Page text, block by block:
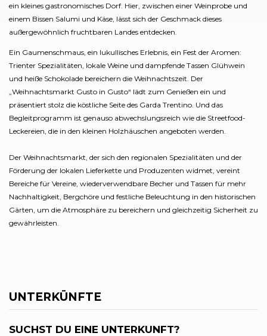
ein kleines gastronomisches Dorf. Hier, zwischen einer Weinprobe und
einem Bissen Salumi und Käse, lässt sich der Geschmack dieses
außergewöhnlich fruchtbaren Landes entdecken.
Ein Gaumenschmaus, ein lukullisches Erlebnis, ein Fest der Aromen:
Trienter Spezialitäten, lokale Weine und dampfende Tassen Glühwein
und heiße Schokolade bereichern die Weihnachtszeit. Der
„Weihnachtsmarkt Gusto in Gusto“ lädt zum Genießen ein und
präsentiert stolz die köstliche Seite des Garda Trentino. Und das
Begleitprogramm ist genauso abwechslungsreich wie die Streetfood-
Leckereien, die in den kleinen Holzhäuschen angeboten werden.
Der Weihnachtsmarkt, der sich den regionalen Spezialitäten und der
Förderung der lokalen Lieferkette und Produzenten widmet, vereint
Bereiche für Vereine, wiederverwendbare Becher und Tassen für mehr
Nachhaltigkeit, Bergchöre und festliche Beleuchtung in den historischen
Gärten, um die Atmosphäre zu bereichern und gleichzeitig Sicherheit zu
gewährleisten.
UNTERKÜNFTE
SUCHST DU EINE UNTERKUNFT?